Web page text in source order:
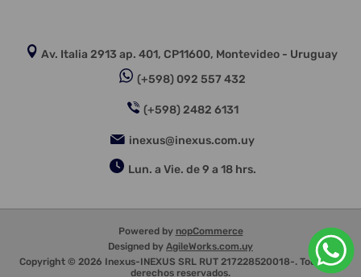
Av. Italia 2913 ap. 401, CP11600, Montevideo - Uruguay
(+598) 092 557 432
(+598) 2482 6131
inexus@inexus.com.uy
Lun. a Vie. de 9 a 18 hrs.
Powered by nopCommerce
Designed by AgileWorks.com.uy
Copyright © 2026 Inexus-INEXUS SRL RUT 217228520018-. Todos los
derechos reservados.